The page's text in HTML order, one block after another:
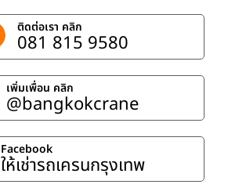
ติดต่อเรา คลิก
081 815 9580
เพิ่มเพื่อน คลิก
@bangkokcrane
Facebook
ให้เช่ารถเครนกรุงเทพ